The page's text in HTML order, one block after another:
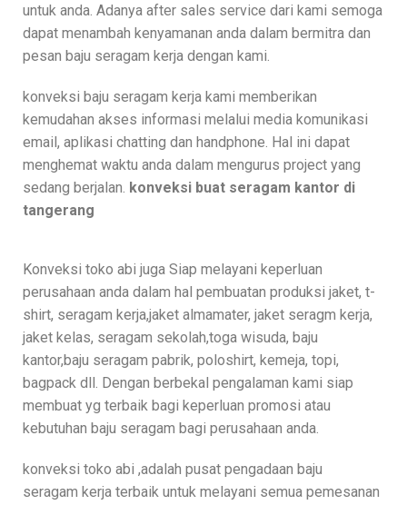
untuk anda. Adanya after sales service dari kami semoga
dapat menambah kenyamanan anda dalam bermitra dan
pesan baju seragam kerja dengan kami.
konveksi baju seragam kerja kami memberikan
kemudahan akses informasi melalui media komunikasi
email, aplikasi chatting dan handphone. Hal ini dapat
menghemat waktu anda dalam mengurus project yang
sedang berjalan. konveksi buat seragam kantor di
tangerang
Konveksi toko abi juga Siap melayani keperluan
perusahaan anda dalam hal pembuatan produksi jaket, t-
shirt, seragam kerja,jaket almamater, jaket seragm kerja,
jaket kelas, seragam sekolah,toga wisuda, baju
kantor,baju seragam pabrik, poloshirt, kemeja, topi,
bagpack dll. Dengan berbekal pengalaman kami siap
membuat yg terbaik bagi keperluan promosi atau
kebutuhan baju seragam bagi perusahaan anda.
konveksi toko abi ,adalah pusat pengadaan baju
seragam kerja terbaik untuk melayani semua pemesanan